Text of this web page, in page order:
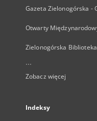
Gazeta Zielonogórska -
Otwarty
Zielonogórska
...
Zobacz więcej
Indeksy